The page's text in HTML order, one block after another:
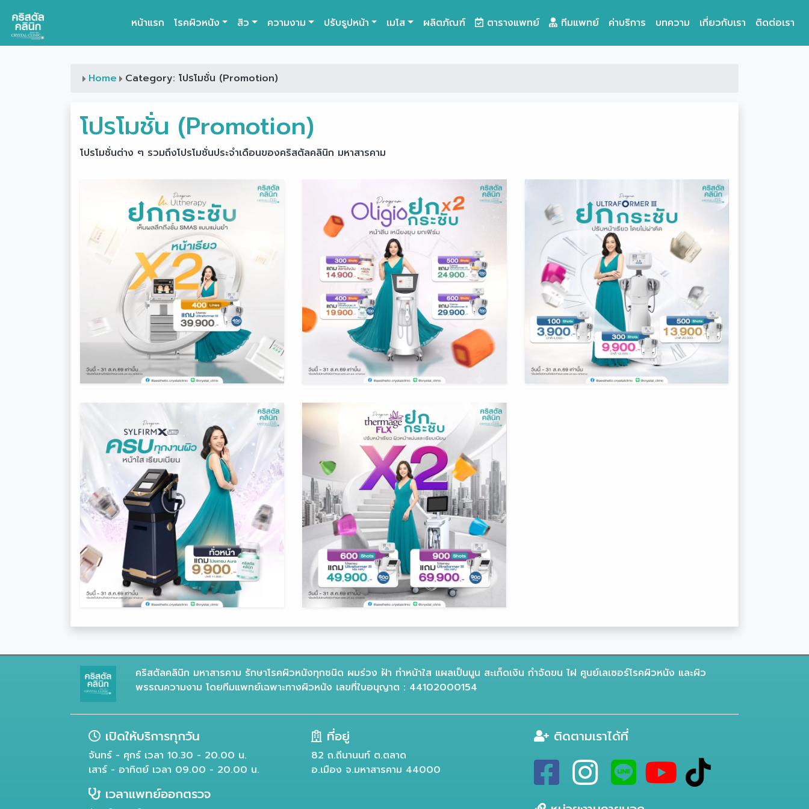
Main Navigation
หน้าแรก โรคผิวหนัง สิว ความงาม ปรับรูปหน้า เมโส ผลิตภัณฑ์ ตารางแพทย์ ทีมแพทย์ ค่าบริการ บทความ เกี่ยวกับเรา ติดต่อเรา
Home Category: โปรโมชั่น (Promotion)
โปรโมชั่น (Promotion)
โปรโมชั่นต่าง ๆ รวมถึงโปรโมชั่นประจำเดือนของคริสตัลคลินิก มหาสารคาม
คริสตัลคลินิก มหาสารคาม รักษาโรคผิวหนังทุกชนิด ผมร่วง ฝ้า ทำหน้าใส แผลเป็นนูน สะเก็ดเงิน กำจัดขน ไฝ ศูนย์เลเซอร์โรคผิวหนัง และผิว
พรรณความงาม โดยทีมแพทย์เฉพาะทางผิวหนัง เลขที่ใบอนุญาต : 44102000154
เปิดให้บริการทุกวัน
จันทร์ - ศุกร์ เวลา 10.30 - 20.00 น.
เสาร์ - อาทิตย์ เวลา 09.00 - 20.00 น.
เวลาแพทย์ออกตรวจ
ที่อยู่
82 ถ.ถีนานนท์ ต.ตลาด
อ.เมือง จ.มหาสารคาม 44000
ติดตามเราได้ที่